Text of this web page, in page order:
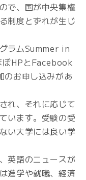
で、国が中央集権
制度とずれが生じ
ラムSummer in
ぼHPとFacebook
のお申し込みがあ
れ、それに応じて
います。受験の受
い大学には良い学
英語のニュースが
進学や就職、経済